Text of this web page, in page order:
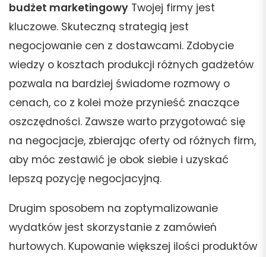
budżet marketingowy Twojej firmy jest
kluczowe. Skuteczną strategią jest
negocjowanie cen z dostawcami. Zdobycie
wiedzy o kosztach produkcji różnych gadżetów
pozwala na bardziej świadome rozmowy o
cenach, co z kolei może przynieść znaczące
oszczędności. Zawsze warto przygotować się
na negocjacje, zbierając oferty od różnych firm,
aby móc zestawić je obok siebie i uzyskać
lepszą pozycję negocjacyjną.
Drugim sposobem na zoptymalizowanie
wydatków jest skorzystanie z zamówień
hurtowych. Kupowanie większej ilości produktów